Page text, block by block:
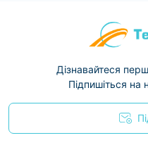
Дізнавайтеся
Підпишіться